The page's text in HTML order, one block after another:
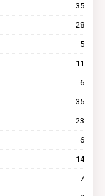
35
28
5
11
6
35
23
6
14
7